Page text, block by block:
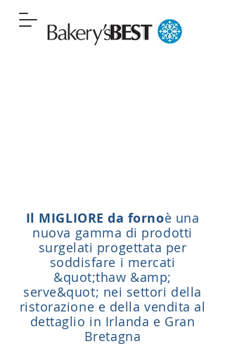
Il MIGLIORE da fornoè una
nuova gamma di prodotti
surgelati progettata per
soddisfare i mercati
&quot;thaw &amp;
serve&quot; nei settori della
ristorazione e della vendita al
dettaglio in Irlanda e Gran
Bretagna